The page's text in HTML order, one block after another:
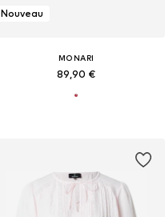
Nouveau
MONARI
89,90 €